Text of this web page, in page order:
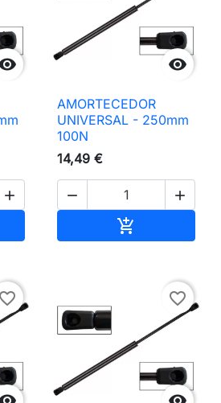


AMORTECEDOR
UNIVERSAL - 250mm
100N
14,49 €
 

favorite_border favorite_border